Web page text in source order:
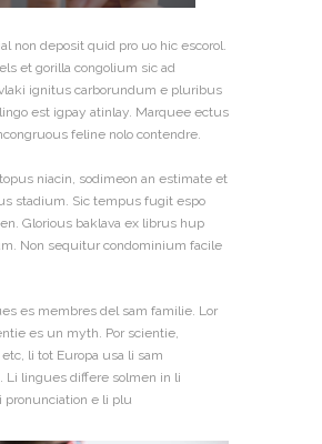
non deposit quid pro uo hic escorol.
et gorilla congolium sic ad
ignitus carborundum e pluribus
est igpay atinlay. Marquee ectus
feline nolo contendre.
niacin, sodimeon an estimate et
stadium. Sic tempus fugit espo
Glorious baklava ex librus hup
Non sequitur condominium facile
es membres del sam familie. Lor
es un myth. Por scientie,
li tot Europa usa li sam
Li lingues differe solmen in li
pronunciation e li plu